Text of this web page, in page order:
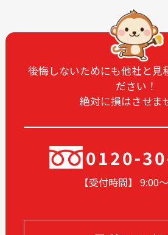
2024-10
2024-04
2024-02
2023-12
2023-06
後悔しないためにも他社と見
ださい！
絶対に損はさせま
0120-
【受付時間】 9:00